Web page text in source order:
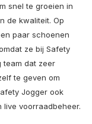
snel te groeien in
de kwaliteit. Op
paar schoenen
ze bij Safety
team dat zeer
te geven om
Jogger ook
voorraadbeheer.